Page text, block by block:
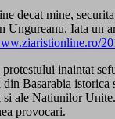
decat mine,
Ungureanu. Iata un
inaintat
Basarabia
ale Natiunilor
provocari.